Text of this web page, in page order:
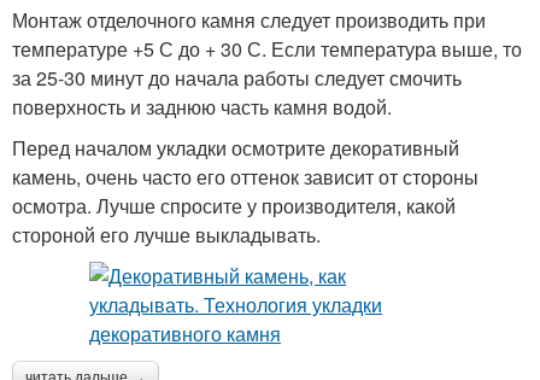
Монтаж отделочного камня следует производить при
температуре +5 С до + 30 С. Если температура выше, то
за 25-30 минут до начала работы следует смочить
поверхность и заднюю часть камня водой.
Перед началом укладки осмотрите декоративный
камень, очень часто его оттенок зависит от стороны
осмотра. Лучше спросите у производителя, какой
стороной его лучше выкладывать.